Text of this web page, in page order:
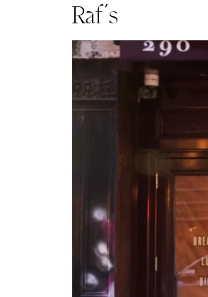
Raf’s